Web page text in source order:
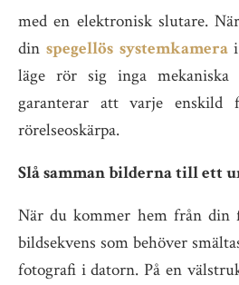
med en elektronisk slutare.
din spegellös systemkamerai
läge rör sig inga
garanterar att varje
rörelseoskärpa.
Slå samman bilderna till ett
När du kommer hem från din
bildsekvens som behöver
fotografi i datorn. På en